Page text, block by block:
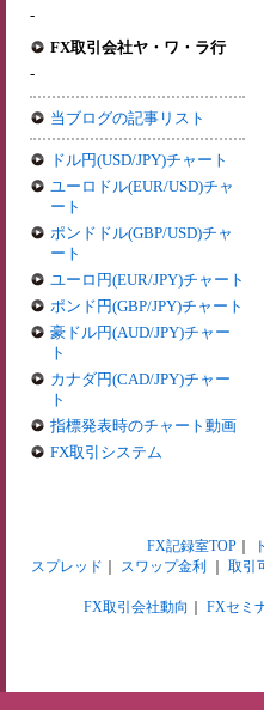
-
FX取引会社ヤ・ワ・ラ行
-
当ブログの記事リスト
ドル円(USD/JPY)チャート
ユーロドル(EUR/USD)チャ
ート
ポンドドル(GBP/USD)チャ
ート
ユーロ円(EUR/JPY)チャート
ポンド円(GBP/JPY)チャート
豪ドル円(AUD/JPY)チャー
ト
カナダ円(CAD/JPY)チャー
ト
指標発表時のチャート動画
FX取引システム
FX記録室TOP｜
スプレッド
スワップ金利 取引
FX取引会社動向 FXセミ